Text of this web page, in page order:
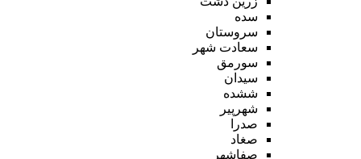
سده
سروستان
سعادت شهر
سورمق
سیدان
ششده
شهرپیر
صدرا
صغاد
صفاشهر